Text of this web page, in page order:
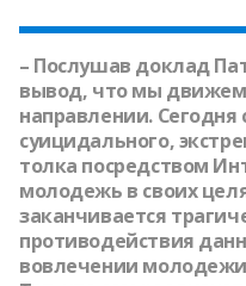
– Послушав доклад
вывод, что мы
направлении. Сегодня
суицидального,
толка посредством
молодежь в своих
заканчивается
противодействия
вовлечении